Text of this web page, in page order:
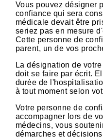
Vous pouvez désigner
confiance qui sera
médicale devait être
seriez pas en mesure
Cette personne de
parent, un de vos
La désignation de
doit se faire par écrit.
durée de
à tout moment selon
Votre personne de
accompagner lors de
médecins, vous
démarches et